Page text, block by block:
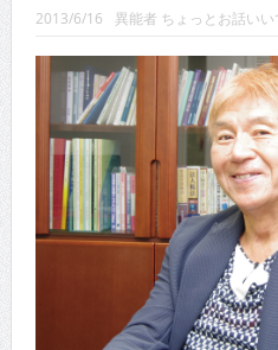
CINEMA×STYLE 285号
CINEMA×STYLE 294号
CINEMA×STYLE 293号
2013/6/16 異能者 ちょっとお話いい